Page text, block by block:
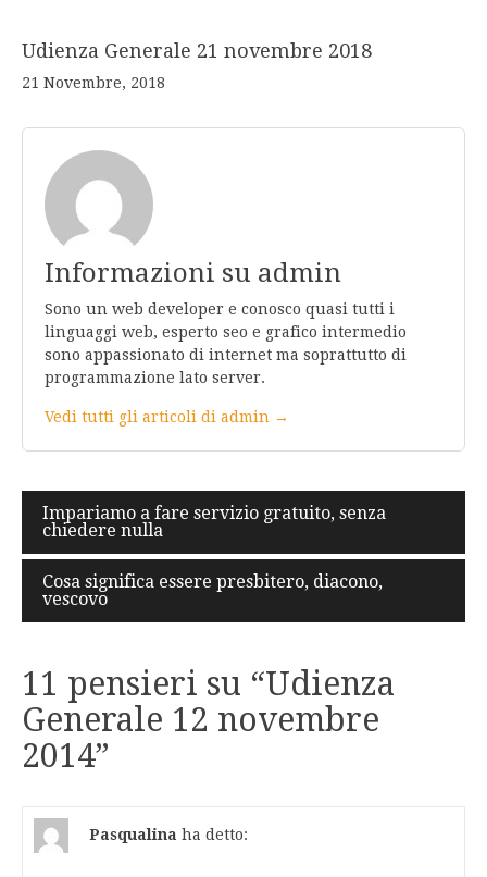
Udienza Generale 21 novembre 2018
21 Novembre, 2018
Informazioni su admin
Sono un web developer e conosco quasi tutti i
linguaggi web, esperto seo e grafico intermedio
sono appassionato di internet ma soprattutto di
programmazione lato server.
Vedi tutti gli articoli di admin →
Navigazione
articoli
Impariamo a fare servizio gratuito, senza
chiedere nulla
Cosa significa essere presbitero, diacono,
vescovo
11 pensieri su “Udienza
Generale 12 novembre
2014”
Pasqualina ha detto: